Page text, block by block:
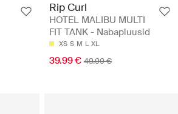
Rip Curl
HOTEL MALIBU MULTI
FIT TANK - Nabapluusid
XS S M L XL
39.99 € 49.99 €